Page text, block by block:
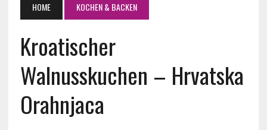
HOME KOCHEN & BACKEN
Kroatischer
Walnusskuchen – Hrvatska
Orahnjaca